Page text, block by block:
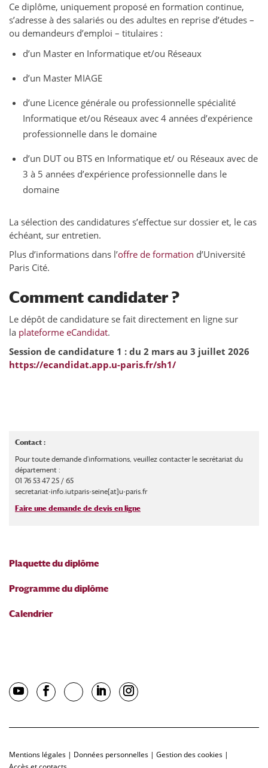
Ce diplôme, uniquement proposé en formation continue,
s’adresse à des salariés ou des adultes en reprise d’études –
ou demandeurs d’emploi – titulaires :
d’un Master en Informatique et/ou Réseaux
d’un Master MIAGE
d’une Licence générale ou professionnelle spécialité
Informatique et/ou Réseaux avec 4 années d’expérience
professionnelle dans le domaine
d’un DUT ou BTS en Informatique et/ ou Réseaux avec de
3 à 5 années d’expérience professionnelle dans le
domaine
La sélection des candidatures s’effectue sur dossier et, le cas
échéant, sur entretien.
Plus d’informations dans l’offre de formation d’Université
Paris Cité.
Comment candidater ?
Le dépôt de candidature se fait directement en ligne sur
la plateforme eCandidat.
Session de candidature 1 : du 2 mars au 3 juillet 2026
https://ecandidat.app.u-paris.fr/sh1/
Contact :
Pour toute demande d'informations, veuillez contacter le secrétariat du
département :
01 76 53 47 25 / 65
secretariat-info.iutparis-seine[at]u-paris.fr
Faire une demande de devis en ligne
Plaquette du diplôme
Programme du diplôme
Calendrier
Mentions légales | Données personnelles | Gestion des cookies |